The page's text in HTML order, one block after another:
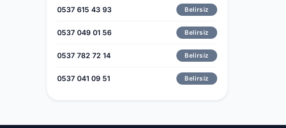
0537 615 43 93 Belirsiz
0537 049 01 56 Belirsiz
0537 782 72 14 Belirsiz
0537 041 09 51 Belirsiz